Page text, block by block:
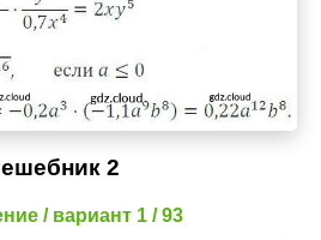
2
/ вариант 1 / 93